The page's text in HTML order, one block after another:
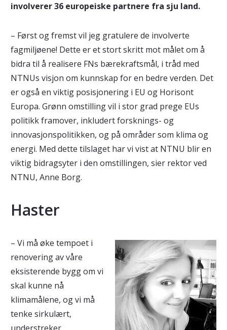
involverer 36 europeiske partnere fra sju land.
– Først og fremst vil jeg gratulere de involverte
fagmiljøene! Dette er et stort skritt mot målet om å
bidra til å realisere FNs bærekraftsmål, i tråd med
NTNUs visjon om kunnskap for en bedre verden. Det
er også en viktig posisjonering i EU og Horisont
Europa. Grønn omstilling vil i stor grad prege EUs
politikk framover, inkludert forsknings- og
innovasjonspolitikken, og på områder som klima og
energi. Med dette tilslaget har vi vist at NTNU blir en
viktig bidragsyter i den omstillingen, sier rektor ved
NTNU, Anne Borg.
Haster
– Vi må øke tempoet i
renovering av våre
eksisterende bygg om vi
skal kunne nå
klimamålene, og vi må
tenke sirkulært,